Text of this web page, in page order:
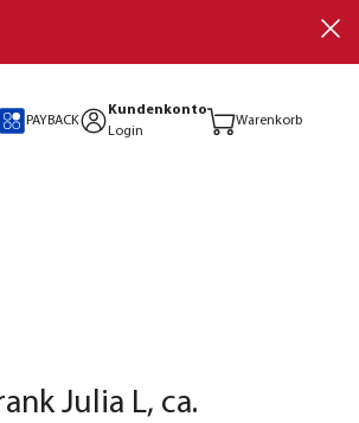
PAYBACK
Kundenkonto
Login
Warenkorb
Julia L, ca.